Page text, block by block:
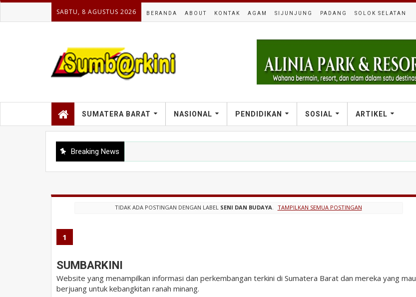
SABTU, 8 AGUSTUS 2026 BERANDA ABOUT KONTAK AGAM SIJUNJUNG PADANG SOLOK SELATAN
SUMATERA BARAT NASIONAL PENDIDIKAN SOSIAL ARTIKEL
Breaking News
TIDAK ADA POSTINGAN DENGAN LABEL SENI DAN BUDAYA. TAMPILKAN SEMUA POSTINGAN
1
SUMBARKINI
Website yang menampilkan informasi dan perkembangan terkini di Sumatera Barat dan mereka yang mau
berjuang untuk kebangkitan ranah minang.